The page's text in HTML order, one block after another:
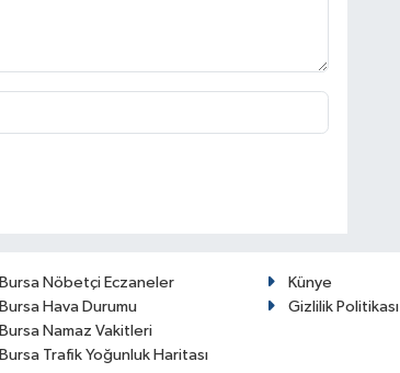
Bursa Nöbetçi Eczaneler
Bursa Hava Durumu
Bursa Namaz Vakitleri
Bursa Trafik Yoğunluk Haritası
Künye
Gizlilik Politikası